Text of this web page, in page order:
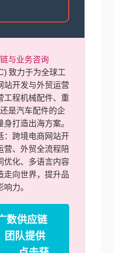
与业务咨询
致力于为全球工
站开发与外贸运营
工程机械配件、重
是汽车配件的企
打造出海方案。
：跨境电商网站开
营、外贸全流程陪
优化、多语言内容
走向世界，提升品
响力。
应链
团队提供
点击获